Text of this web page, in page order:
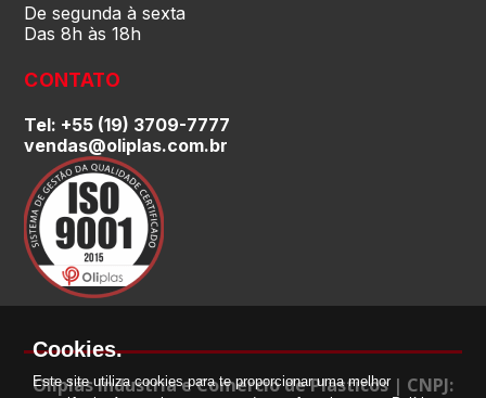
Tocantins (TO)
De segunda à sexta
Das 8h às 18h
CONTATO
Tel: +55 (19) 3709-7777
vendas@oliplas.com.br
Oliplás Industria e Comercio de Plasticos | CNPJ:
Cookies.
Este site utiliza cookies para te proporcionar uma melhor